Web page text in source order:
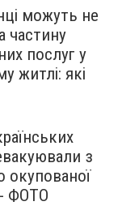
можуть не
частину
послуг у
житлі: які
з
окупованої
- ФОТО